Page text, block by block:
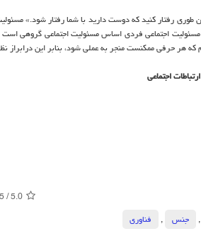
رفتار کنید که دوست دارید با شما رفتار شود.»
مسئولیت اجتماعی فردی اساس مسئولیت اجتماعی گروهی
هر حرفی ممکنست منجر به عملی شود، بنابر این درابراز
اجتماعی
5.0
/
5
, جنس ,
فناوری